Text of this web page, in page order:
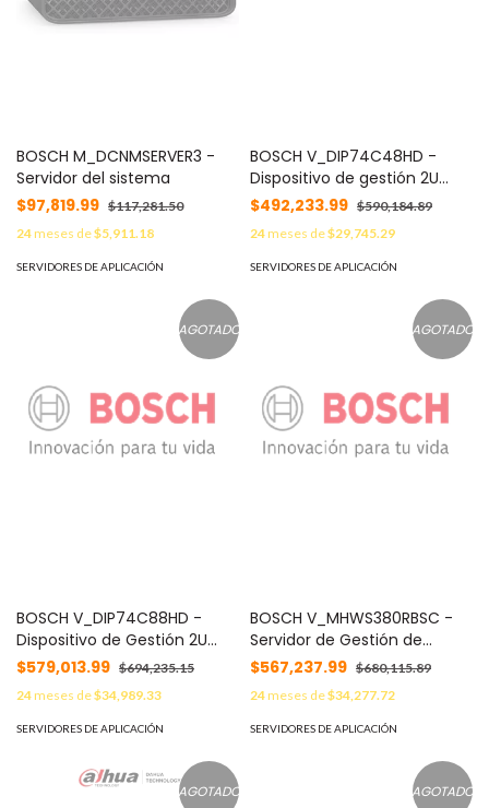
BOSCH M_DCNMSERVER3 -
Servidor del sistema
$97,819.99 $117,281.50
24meses de$5,911.18
SERVIDORES DE APLICACIÓN
BOSCH V_DIP74C48HD -
Dispositivo de gestión 2U
8X4TB / DIVAR IP 7000
$492,233.99 $590,184.89
24meses de$29,745.29
SERVIDORES DE APLICACIÓN
AGOTADO
BOSCH V_DIP74C88HD -
Dispositivo de Gestión 2U
8X8TB / DIVAR IP 7000
$579,013.99 $694,235.15
24meses de$34,989.33
SERVIDORES DE APLICACIÓN
AGOTADO
BOSCH V_MHWS380RBSC -
Servidor de Gestión de
Aplicaciones Estándar de
Alto Rendimiento
$567,237.99 $680,115.89
24meses de$34,277.72
SERVIDORES DE APLICACIÓN
AGOTADO AGOTADO